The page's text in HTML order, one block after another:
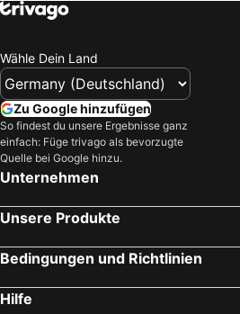
Wähle Dein Land
Zu Google hinzufügen
So findest du unsere Ergebnisse ganz
einfach: Füge trivago als bevorzugte
Quelle bei Google hinzu.
Unternehmen
Unsere Produkte
Bedingungen und Richtlinien
Hilfe